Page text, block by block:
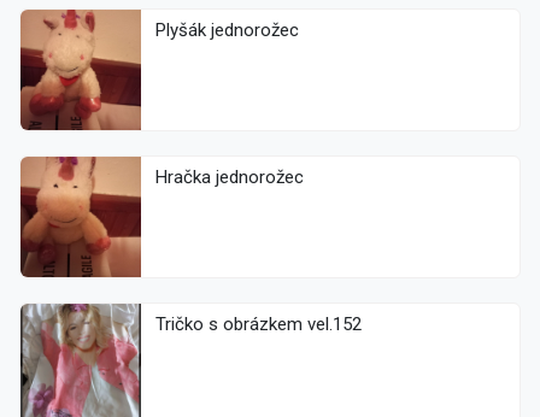
Plyšák jednorožec
Hračka jednorožec
Tričko s obrázkem vel.152